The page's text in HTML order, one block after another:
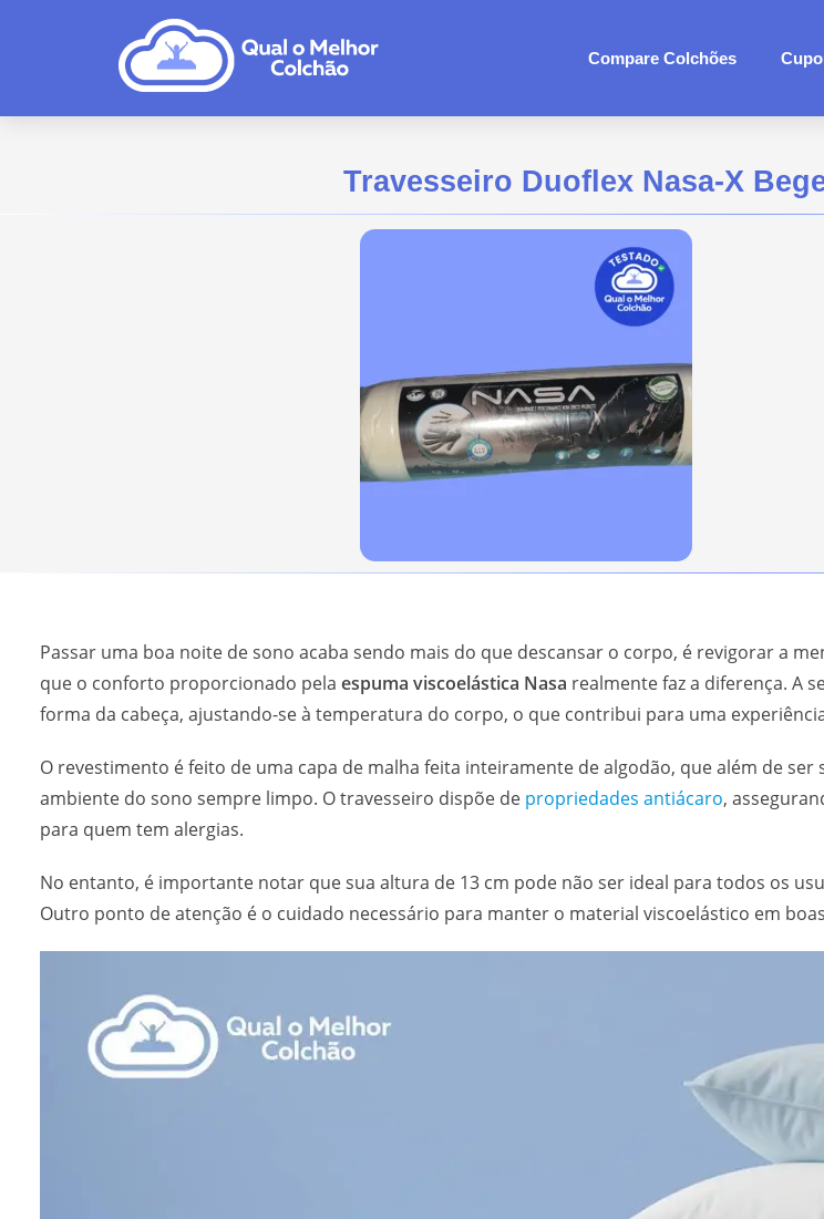
Compare Colchões
Travesseiro Duoflex Nasa-X
Passar uma boa noite de sono acaba sendo mais do que descansar o corpo, é revigorar a
que o conforto proporcionado pela espuma viscoelástica Nasa realmente faz a diferença. A
forma da cabeça, ajustando-se à temperatura do corpo, o que contribui para uma
O revestimento é feito de uma capa de malha feita inteiramente de algodão, que além de
ambiente do sono sempre limpo. O travesseiro dispõe de propriedades antiácaro,
para quem tem alergias.
No entanto, é importante notar que sua altura de 13 cm pode não ser ideal para todos os
Outro ponto de atenção é o cuidado necessário para manter o material viscoelástico em